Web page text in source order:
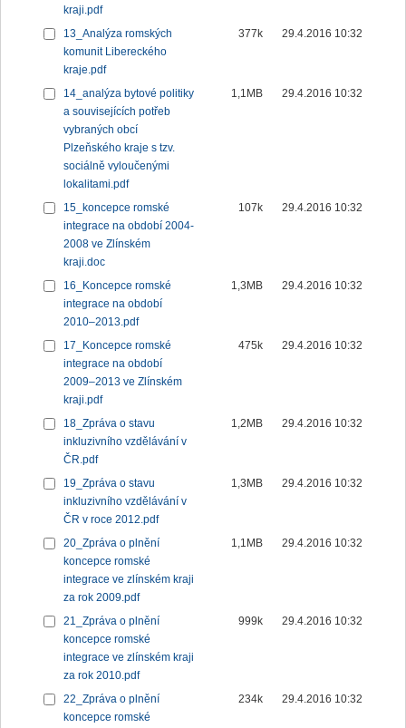
kraji.pdf
13_Analýza romských
komunit Libereckého
kraje.pdf
377k 29.4.2016 10:32
14_analýza bytové politiky
a souvisejících potřeb
vybraných obcí
Plzeňského kraje s tzv.
sociálně vyloučenými
lokalitami.pdf
1,1MB 29.4.2016 10:32
15_koncepce romské
integrace na období 2004-
2008 ve Zlínském
kraji.doc
107k 29.4.2016 10:32
16_Koncepce romské
integrace na období
2010–2013.pdf
1,3MB 29.4.2016 10:32
17_Koncepce romské
integrace na období
2009–2013 ve Zlínském
kraji.pdf
475k 29.4.2016 10:32
18_Zpráva o stavu
inkluzivního vzdělávání v
ČR.pdf
1,2MB 29.4.2016 10:32
19_Zpráva o stavu
inkluzivního vzdělávání v
ČR v roce 2012.pdf
1,3MB 29.4.2016 10:32
20_Zpráva o plnění
koncepce romské
integrace ve zlínském kraji
za rok 2009.pdf
1,1MB 29.4.2016 10:32
21_Zpráva o plnění
koncepce romské
integrace ve zlínském kraji
za rok 2010.pdf
999k 29.4.2016 10:32
22_Zpráva o plnění
koncepce romské
234k 29.4.2016 10:32